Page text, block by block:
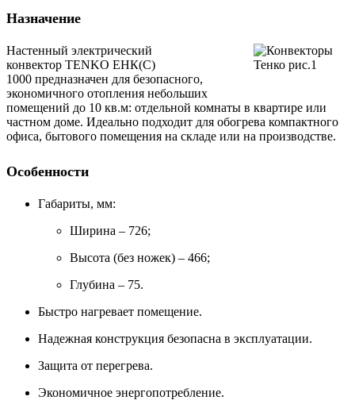
Назначение
Настенный электрический
конвектор TENKO ЕНК(С)
1000 предназначен для безопасного,
экономичного отопления небольших
помещений до 10 кв.м: отдельной комнаты в квартире или
частном доме. Идеально подходит для обогрева компактного
офиса, бытового помещения на складе или на производстве.
Особенности
Габариты, мм:
Ширина – 726;
Высота (без ножек) – 466;
Глубина – 75.
Быстро нагревает помещение.
Надежная конструкция безопасна в эксплуатации.
Защита от перегрева.
Экономичное энергопотребление.